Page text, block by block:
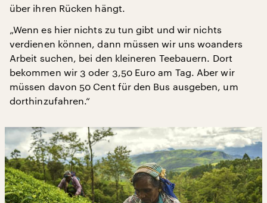
über ihren Rücken hängt.
„Wenn es hier nichts zu tun gibt und wir nichts
verdienen können, dann müssen wir uns woanders
Arbeit suchen, bei den kleineren Teebauern. Dort
bekommen wir 3 oder 3,50 Euro am Tag. Aber wir
müssen davon 50 Cent für den Bus ausgeben, um
dorthinzufahren.“